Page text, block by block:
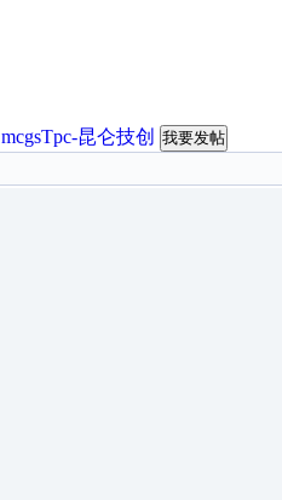
mcgsTpc-昆仑技创 我要发帖